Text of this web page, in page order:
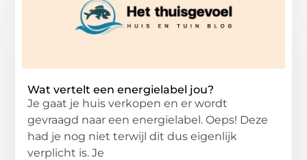
Wat vertelt een energielabel jou?
Je gaat je huis verkopen en er wordt
gevraagd naar een energielabel. Oeps! Deze
had je nog niet terwijl dit dus eigenlijk
verplicht is. Je